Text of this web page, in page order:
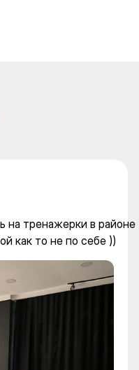
на тренажерки в районе
как то не по себе ))